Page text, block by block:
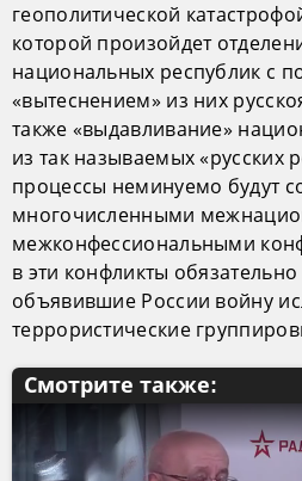
геополитической
которой произойдет
национальных республик с
«вытеснением» из них
также «выдавливание»
из так называемых «русских
процессы неминуемо будут
многочисленными
межконфессиональными
в эти конфликты
объявившие России войну
террористические
Смотрите также: